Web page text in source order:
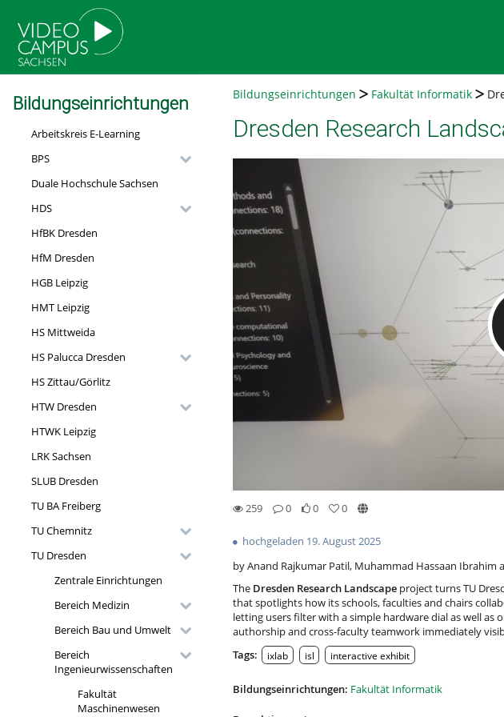
Bildungseinrichtungen
Arbeitskreis E-Learning
BPS
Duale Hochschule Sachsen
HDS
HfBK Dresden
HfM Dresden
HGB Leipzig
HMT Leipzig
HS Mittweida
HS Palucca Dresden
HS Zittau/Görlitz
HTW Dresden
HTWK Leipzig
LRK Sachsen
SLUB Dresden
TU BA Freiberg
TU Chemnitz
TU Dresden
Zentrale Einrichtungen
Bereich Medizin
Bereich Bau und Umwelt
Bereich
Ingenieurwissenschaften
Fakultät
Maschinenwesen
Bildungseinrichtungen Fakultät Informatik
Dresden Research
259
0
0
0
hochgeladen 19. August 2025
by Anand Rajkumar Patil, Muhammad Hassaan Ibrahim
The Dresden Research Landscape project turns TU
that spotlights how its schools, faculties and chairs
letting users filter with a simple hardware dial as well
authorship and cross-faculty teamwork immediately
Tags:
ixlab isl interactive exhibit
Bildungseinrichtungen: Fakultät Informatik